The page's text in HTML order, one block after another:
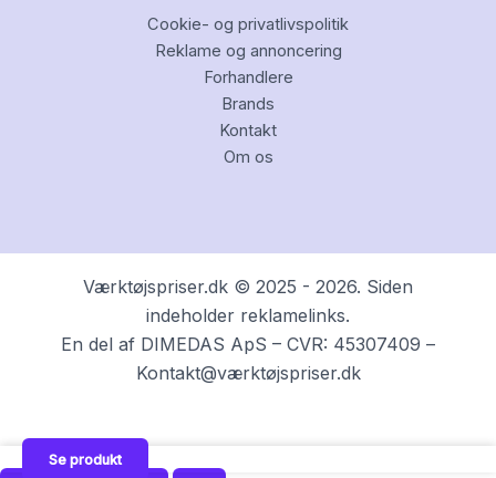
Cookie- og privatlivspolitik
Reklame og annoncering
Forhandlere
Brands
Kontakt
Om os
Værktøjspriser.dk © 2025 - 2026. Siden
indeholder reklamelinks.
En del af DIMEDAS ApS – CVR: 45307409 –
Kontakt@værktøjspriser.dk
Se produkt